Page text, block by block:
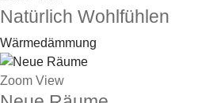
Natürlich Wohlfühlen
Wärmedämmung
Zoom View